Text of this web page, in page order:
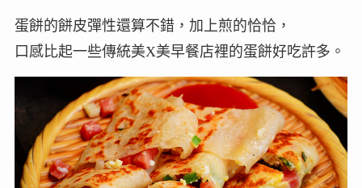
蛋餅的餅皮彈性還算不錯，加上煎的恰恰，
口感比起一些傳統美X美早餐店裡的蛋餅好吃許多。